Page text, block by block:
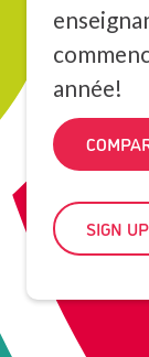
année!
SIGN